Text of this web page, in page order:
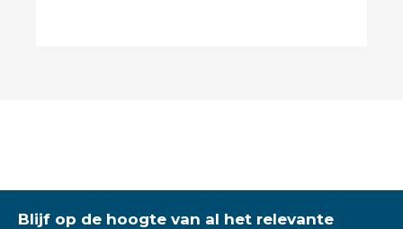
Blijf op de hoogte van al het relevante